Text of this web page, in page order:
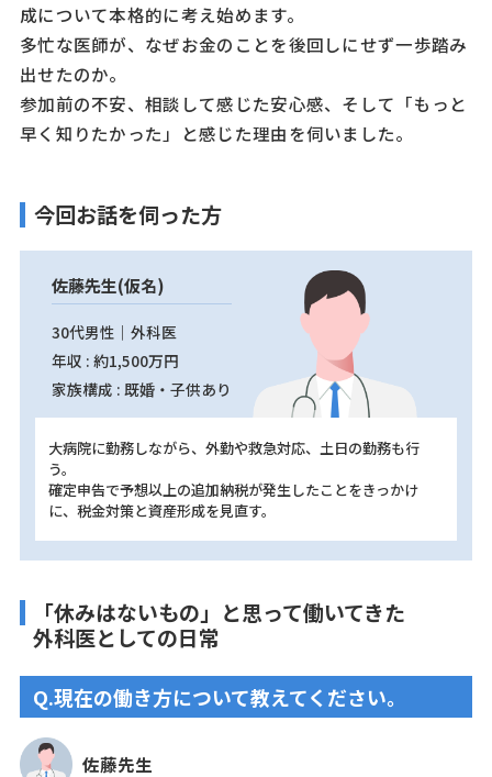
成について本格的に考え始めます。
多忙な医師が、なぜお金のことを後回しにせず一歩踏み
出せたのか。
参加前の不安、相談して感じた安心感、そして「もっと
早く知りたかった」と感じた理由を伺いました。
今回お話を伺った方
佐藤先生(仮名)
30代男性｜外科医
年収 : 約1,500万円
家族構成 : 既婚・子供あり
大病院に勤務しながら、外勤や救急対応、土日の勤務も行
う。
確定申告で予想以上の追加納税が発生したことをきっかけ
に、税金対策と資産形成を見直す。
「休みはないもの」と思って働いてきた
外科医としての日常
Q.現在の働き方について教えてください。
佐藤先生